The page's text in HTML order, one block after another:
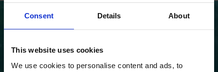
Consent Details About
This website uses cookies
We use cookies to personalise content and ads, to
spontanées